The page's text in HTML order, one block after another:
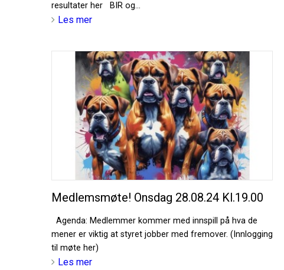
resultater her BIR og...
Les mer
Medlemsmøte! Onsdag 28.08.24 Kl.19.00
Agenda: Medlemmer kommer med innspill på hva de
mener er viktig at styret jobber med fremover. (Innlogging
til møte her)
Les mer